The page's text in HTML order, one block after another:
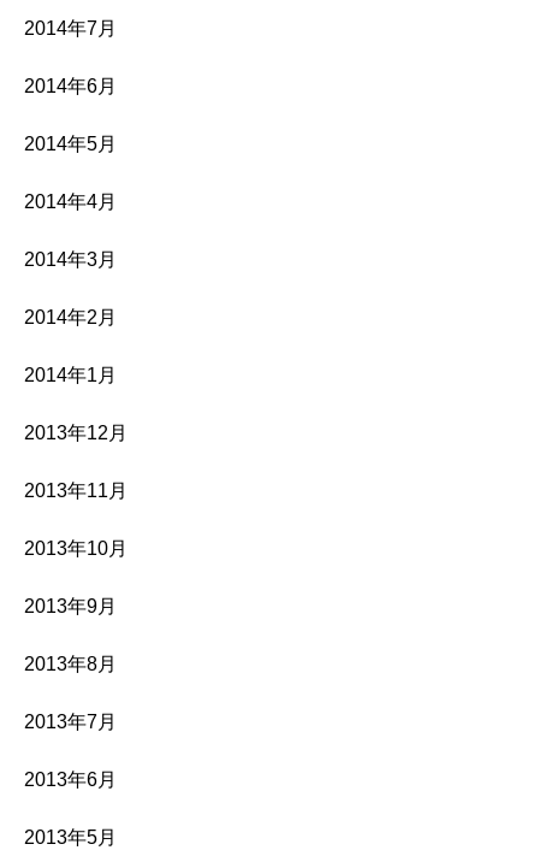
2014年7月
2014年6月
2014年5月
2014年4月
2014年3月
2014年2月
2014年1月
2013年12月
2013年11月
2013年10月
2013年9月
2013年8月
2013年7月
2013年6月
2013年5月